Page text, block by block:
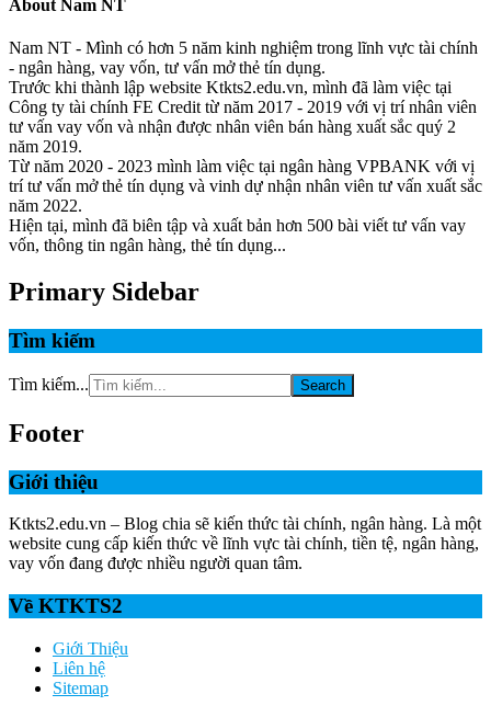
About Nam NT
Nam NT - Mình có hơn 5 năm kinh nghiệm trong lĩnh vực tài chính
- ngân hàng, vay vốn, tư vấn mở thẻ tín dụng.
Trước khi thành lập website Ktkts2.edu.vn, mình đã làm việc tại
Công ty tài chính FE Credit từ năm 2017 - 2019 với vị trí nhân viên
tư vấn vay vốn và nhận được nhân viên bán hàng xuất sắc quý 2
năm 2019.
Từ năm 2020 - 2023 mình làm việc tại ngân hàng VPBANK với vị
trí tư vấn mở thẻ tín dụng và vinh dự nhận nhân viên tư vấn xuất sắc
năm 2022.
Hiện tại, mình đã biên tập và xuất bản hơn 500 bài viết tư vấn vay
vốn, thông tin ngân hàng, thẻ tín dụng...
Primary Sidebar
Tìm kiếm
Tìm kiếm...
Footer
Giới thiệu
Ktkts2.edu.vn – Blog chia sẽ kiến thức tài chính, ngân hàng. Là một
website cung cấp kiến thức về lĩnh vực tài chính, tiền tệ, ngân hàng,
vay vốn đang được nhiều người quan tâm.
Về KTKTS2
Giới Thiệu
Liên hệ
Sitemap